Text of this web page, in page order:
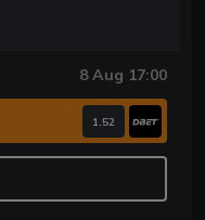
8 Aug 17:00
1.52